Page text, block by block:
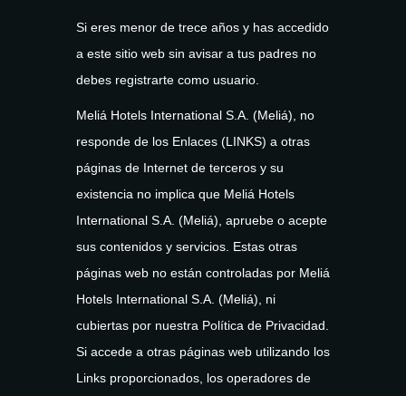
Si eres menor de trece años y has accedido
a este sitio web sin avisar a tus padres no
debes registrarte como usuario.
Meliá Hotels International S.A. (Meliá), no
responde de los Enlaces (LINKS) a otras
páginas de Internet de terceros y su
existencia no implica que Meliá Hotels
International S.A. (Meliá), apruebe o acepte
sus contenidos y servicios. Estas otras
páginas web no están controladas por Meliá
Hotels International S.A. (Meliá), ni
cubiertas por nuestra Política de Privacidad.
Si accede a otras páginas web utilizando los
Links proporcionados, los operadores de